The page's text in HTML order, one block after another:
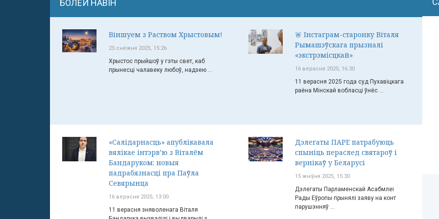
БОЛЕЙ НАВІН
Віншуем з Раством Хрыстовым!
25 снежня 2025, 15:26
Хрыстос прыйшоў у гэты свет, каб
прынесці чалавеку любоў, надзею ...
🚨 Інстаграм-старонку Віталя
Рымашэўскага прызналі
«экстрэмісцкай»
16 верасня 2025, 16:30
11 верасня 2025 года суд Пухавіцкага
раёна Мінскай вобласці ўнёс ...
«Салідарнасць» апублікавала
вялікае інтэрв’ю з Віталём
Бандаруком: новыя
падрабязнасці пра Паўла
Севярынца
16 верасня 2025, 13:00
11 верасня зняволенага Віталя
Дэлегаты ПАРЕ патрабуюць
спыніць пераслед святароў і
вернікаў у Беларусі
15 жніўня 2025, 15:30
Дэлегаты Парламенскай Асабмлеі
Рады Еўропы прынялі заяву на конт
парушэнняў ...